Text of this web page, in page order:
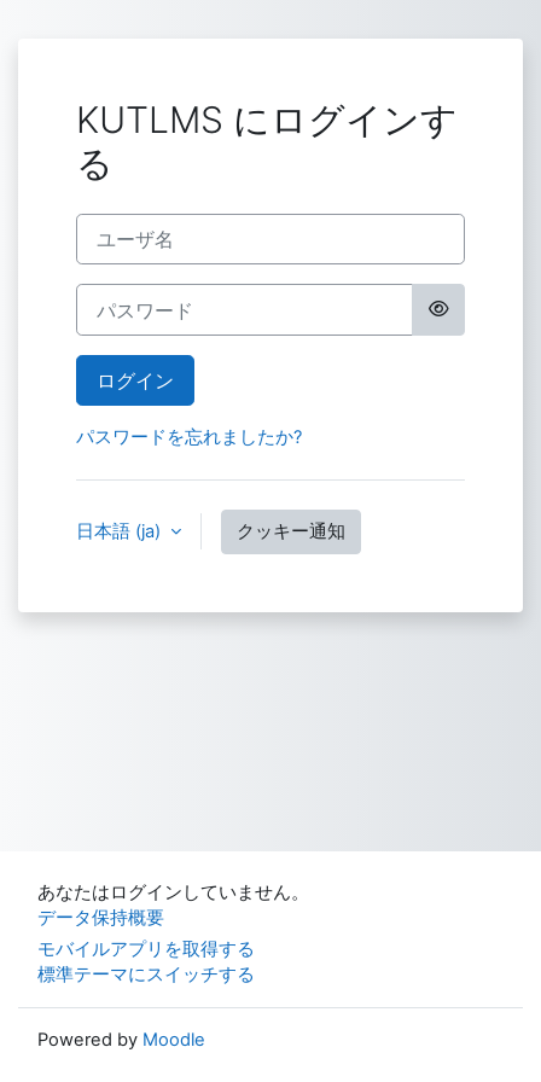
KUTLMS にログインす
る
ユーザ名
パスワード
ログイン
パスワードを忘れましたか?
日本語 ‎(ja)‎ クッキー通知
あなたはログインしていません。
データ保持概要
モバイルアプリを取得する
標準テーマにスイッチする
Powered by Moodle